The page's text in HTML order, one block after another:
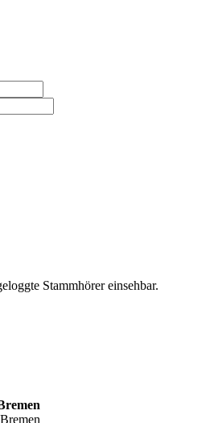
Stammhörer einsehbar.